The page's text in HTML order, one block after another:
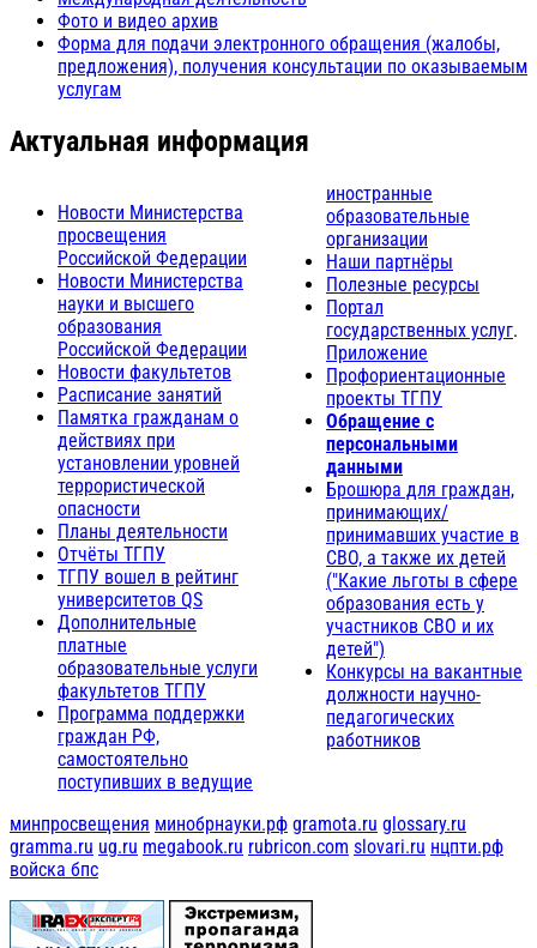
Фото и видео архив
Форма для подачи электронного обращения (жалобы,
предложения), получения консультации по оказываемым
услугам
Актуальная информация
Новости Министерства
просвещения
Российской Федерации
Новости Министерства
науки и высшего
образования
Российской Федерации
Новости факультетов
Расписание занятий
Памятка гражданам о
действиях при
установлении уровней
террористической
опасности
Планы деятельности
Отчёты ТГПУ
ТГПУ вошел в рейтинг
университетов QS
Дополнительные
платные
образовательные услуги
факультетов ТГПУ
Программа поддержки
граждан РФ,
самостоятельно
поступивших в ведущие
иностранные
образовательные
организации
Наши партнёры
Полезные ресурсы
Портал
государственных услуг.
Приложение
Профориентационные
проекты ТГПУ
Обращение с
персональными
данными
Брошюра для граждан,
принимающих/
принимавших участие в
СВО, а также их детей
("Какие льготы в сфере
образования есть у
участников СВО и их
детей")
Конкурсы на вакантные
должности научно-
педагогических
работников
минпросвещения минобрнауки.рф gramota.ru glossary.ru
gramma.ru ug.ru megabook.ru rubricon.com slovari.ru нцпти.рф
войска бпс